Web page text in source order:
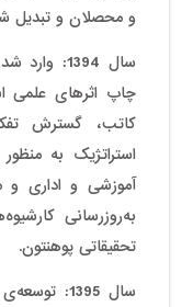
و محصلان و تبدیل
سال 1394
:وارد
چاپ اثرهای علمی
کاتب، گسترش
استراتژیک به
آموزشی و اداری و
به‌روزرسانی
تحقیقاتی پوهنتون.
سال 1395
:توسعه‌ی